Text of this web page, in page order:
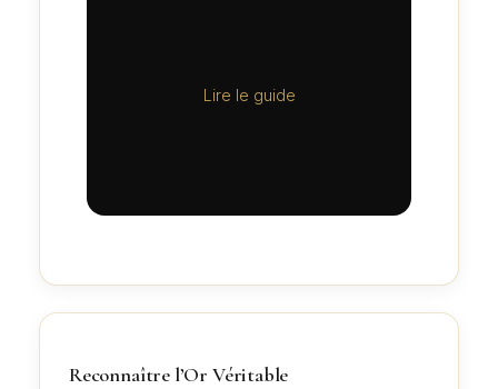
Lire le guide
Reconnaître l’Or Véritable